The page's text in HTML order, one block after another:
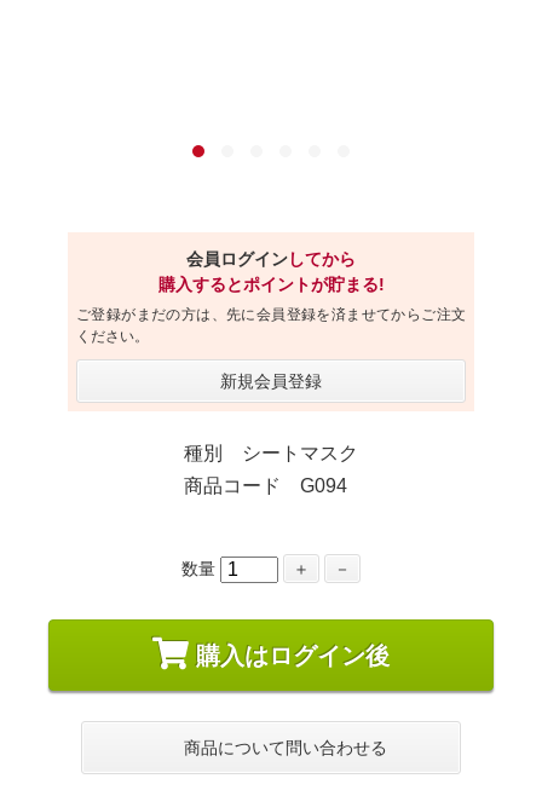
会員ログインしてから
購入するとポイントが貯まる!
ご登録がまだの方は、先に会員登録を済ませてからご注文
ください。
新規会員登録
種別 シートマスク
商品コード G094
数量 ＋ －
購入はログイン後
商品について問い合わせる